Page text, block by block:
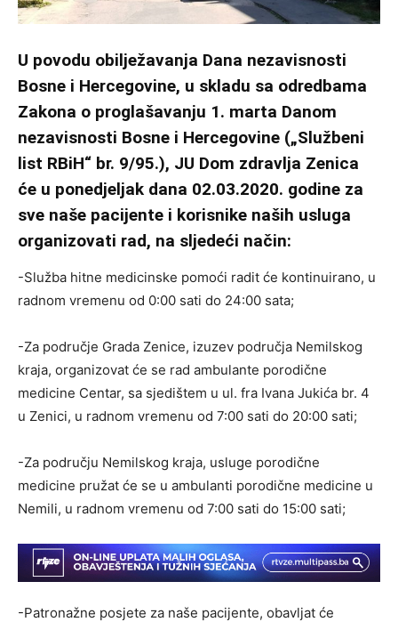
U povodu obilježavanja Dana nezavisnosti
Bosne i Hercegovine, u skladu sa odredbama
Zakona o proglašavanju 1. marta Danom
nezavisnosti Bosne i Hercegovine („Službeni
list RBiH“ br. 9/95.), JU Dom zdravlja Zenica
će u ponedjeljak dana 02.03.2020. godine za
sve naše pacijente i korisnike naših usluga
organizovati rad, na sljedeći način:
-Služba hitne medicinske pomoći radit će kontinuirano, u
radnom vremenu od 0:00 sati do 24:00 sata;
-Za područje Grada Zenice, izuzev područja Nemilskog
kraja, organizovat će se rad ambulante porodične
medicine Centar, sa sjedištem u ul. fra Ivana Jukića br. 4
u Zenici, u radnom vremenu od 7:00 sati do 20:00 sati;
-Za području Nemilskog kraja, usluge porodične
medicine pružat će se u ambulanti porodične medicine u
Nemili, u radnom vremenu od 7:00 sati do 15:00 sati;
-Patronažne posjete za naše pacijente, obavljat će